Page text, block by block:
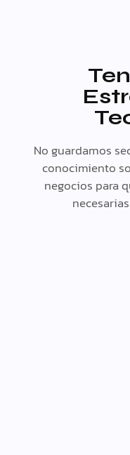
No guardamos
conocimiento
negocios para